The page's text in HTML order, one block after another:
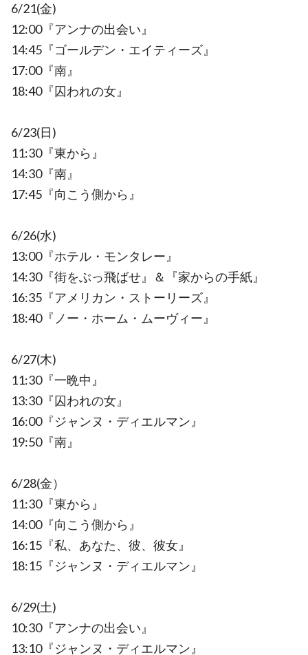
6/21(金)
12:00『アンナの出会い』
14:45『ゴールデン・エイティーズ』
17:00『南』
18:40『囚われの女』
6/23(日)
11:30『東から』
14:30『南』
17:45『向こう側から』
6/26(水)
13:00『ホテル・モンタレー』
14:30『街をぶっ飛ばせ』＆『家からの手紙』
16:35『アメリカン・ストーリーズ』
18:40『ノー・ホーム・ムーヴィー』
6/27(木)
11:30『一晩中』
13:30『囚われの女』
16:00『ジャンヌ・ディエルマン』
19:50『南』
6/28(金）
11:30『東から』
14:00『向こう側から』
16:15『私、あなた、彼、彼女』
18:15『ジャンヌ・ディエルマン』
6/29(土)
10:30『アンナの出会い』
13:10『ジャンヌ・ディエルマン』